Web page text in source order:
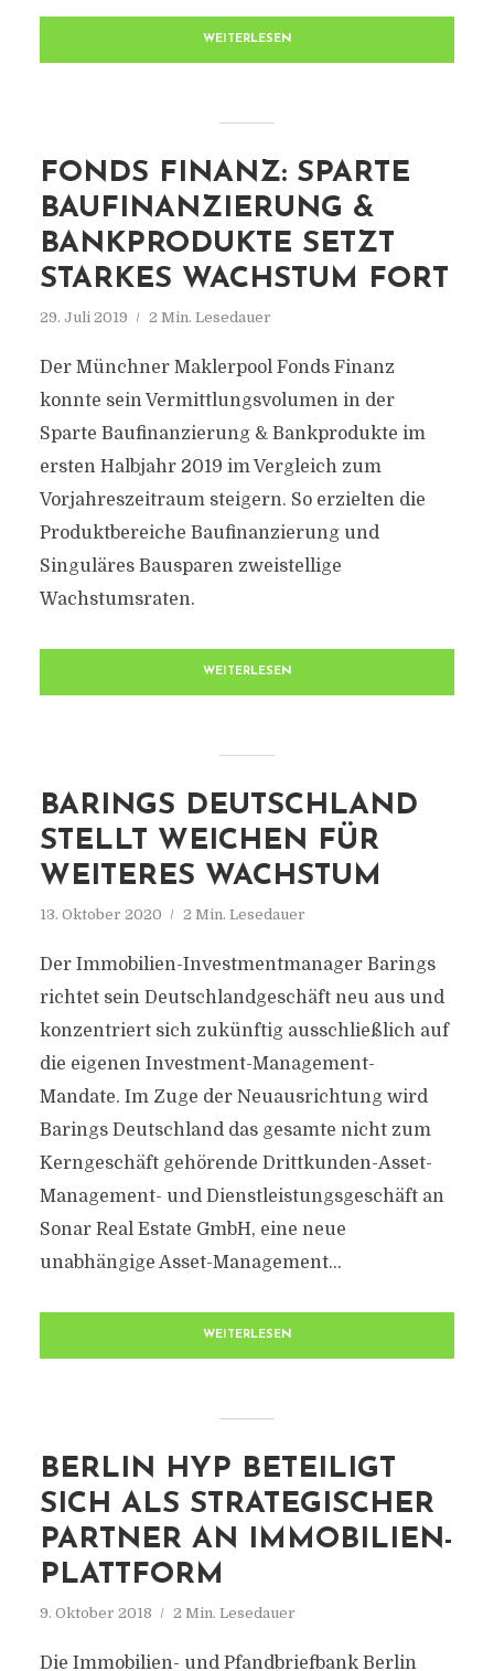
WEITERLESEN
FONDS FINANZ: SPARTE
BAUFINANZIERUNG &
BANKPRODUKTE SETZT
STARKES WACHSTUM FORT
29. Juli 2019 2 Min. Lesedauer
Der Münchner Maklerpool Fonds Finanz
konnte sein Vermittlungsvolumen in der
Sparte Baufinanzierung & Bankprodukte im
ersten Halbjahr 2019 im Vergleich zum
Vorjahreszeitraum steigern. So erzielten die
Produktbereiche Baufinanzierung und
Singuläres Bausparen zweistellige
Wachstumsraten.
WEITERLESEN
BARINGS DEUTSCHLAND
STELLT WEICHEN FÜR
WEITERES WACHSTUM
13. Oktober 2020 2 Min. Lesedauer
Der Immobilien-Investmentmanager Barings
richtet sein Deutschlandgeschäft neu aus und
konzentriert sich zukünftig ausschließlich auf
die eigenen Investment-Management-
Mandate. Im Zuge der Neuausrichtung wird
Barings Deutschland das gesamte nicht zum
Kerngeschäft gehörende Drittkunden-Asset-
Management- und Dienstleistungsgeschäft an
Sonar Real Estate GmbH, eine neue
unabhängige Asset-Management...
WEITERLESEN
BERLIN HYP BETEILIGT
SICH ALS STRATEGISCHER
PARTNER AN IMMOBILIEN-
PLATTFORM
9. Oktober 2018 2 Min. Lesedauer
Die Immobilien- und Pfandbriefbank Berlin